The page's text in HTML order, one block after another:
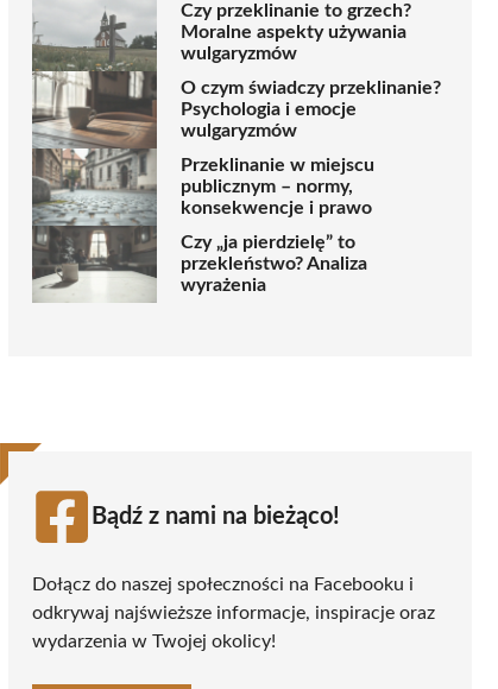
Czy przeklinanie to grzech?
Moralne aspekty używania
wulgaryzmów
O czym świadczy przeklinanie?
Psychologia i emocje
wulgaryzmów
Przeklinanie w miejscu
publicznym – normy,
konsekwencje i prawo
Czy „ja pierdzielę” to
przekleństwo? Analiza
wyrażenia
Bądź z nami na bieżąco!
Dołącz do naszej społeczności na Facebooku i
odkrywaj najświeższe informacje, inspiracje oraz
wydarzenia w Twojej okolicy!